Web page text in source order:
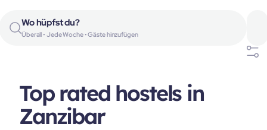
Wo hüpfst du?
Überall • Jede Woche • Gäste hinzufügen
Top rated hostels in
Zanzibar